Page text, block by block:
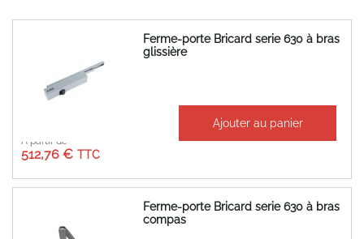
Ferme-porte Bricard serie 630 à bras
glissière
À partir de
512,76 €
Ajouter au panier
Ferme-porte Bricard serie 630 à bras
compas